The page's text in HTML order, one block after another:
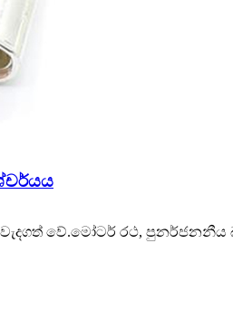
වේ.මෝටර් රථ, පුනර්ජනනීය